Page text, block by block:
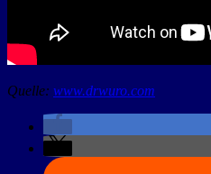
Quelle: www.drwuro.com